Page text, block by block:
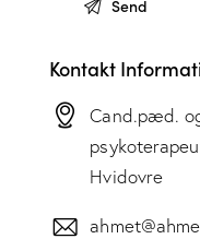
Kontakt
Cand.pæd.
Hvidovre